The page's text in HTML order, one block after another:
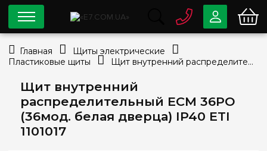
Щит внутренний
распределительный ECM 36PO
(36мод. белая дверца) IP40 ETI
1101017
0 800 33-63-07
info@e7.com.ua
044
Viber Telegram
Главная
Щиты электрические
Пластиковые щиты
Щит внутренний распределительный ECM 36PO (36мод. белая дверца) IP40 ETI 1101017